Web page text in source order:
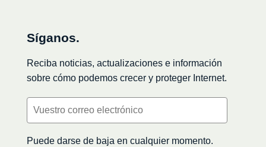
Síganos.
Reciba noticias, actualizaciones e información
sobre cómo podemos crecer y proteger Internet.
Courriel
Puede darse de baja en cualquier momento.